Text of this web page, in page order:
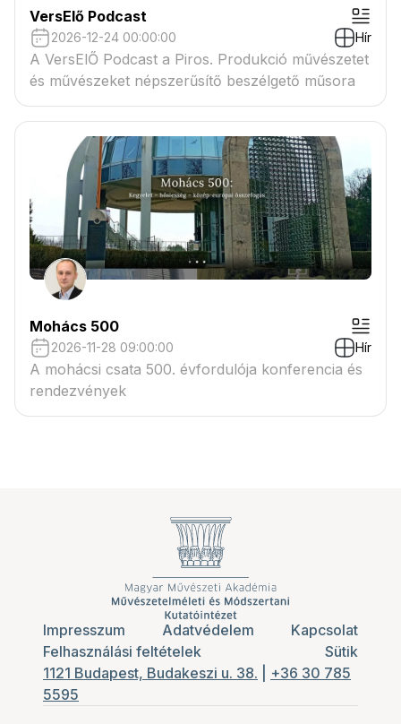
VersElő Podcast
2026-12-24 00:00:00 Hír
A VersElŐ Podcast a Piros. Produkció művészetet
és művészeket népszerűsítő beszélgető műsora
Mohács 500
2026-11-28 09:00:00 Hír
A mohácsi csata 500. évfordulója konferencia és
rendezvények
Impresszum Adatvédelem
Kapcsolat
Felhasználási feltételek
Sütik
1121 Budapest, Budakeszi u. 38.
+36 30 785
5595